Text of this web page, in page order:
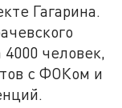
Гагарина.
человек,
с ФОКом и